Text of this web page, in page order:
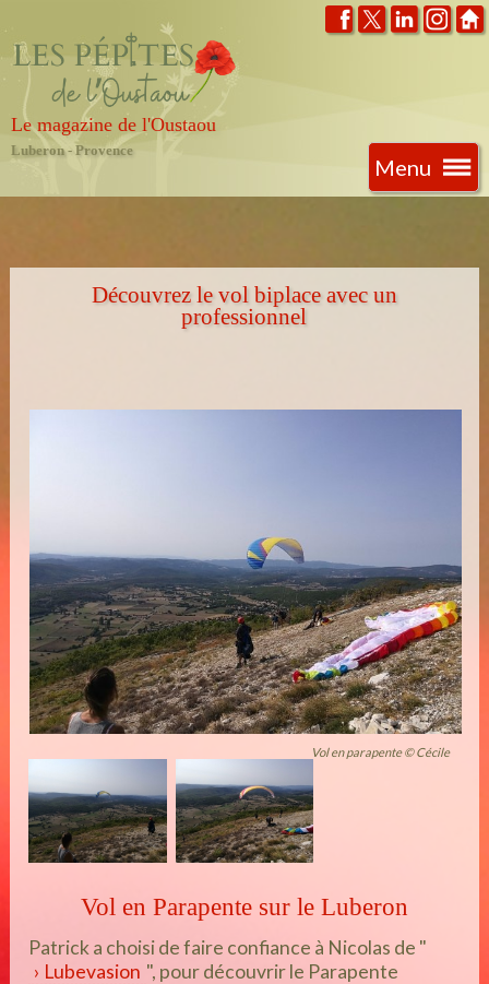
Le magazine de l'Oustaou
Luberon - Provence
Menu
Découvrez le vol biplace avec un
professionnel
Vol en parapente © Cécile
Vol en Parapente sur le Luberon
Patrick a choisi de faire confiance à Nicolas de "
Lubevasion ", pour découvrir le Parapente